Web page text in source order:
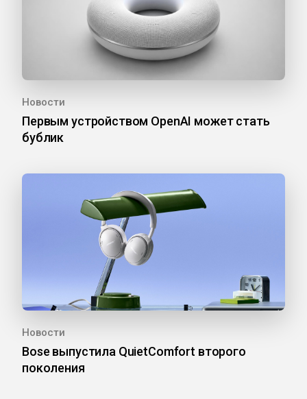
Новости
Первым устройством OpenAI может стать
бублик
Новости
Bose выпустила QuietComfort второго
поколения